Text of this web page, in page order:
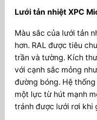
Lưới tản nhiệt XPC
Màu sắc của lưới tản
hơn. RAL được tiêu
trần và tường. Kích
với cạnh sắc mỏng
đường bóng. Hệ
một lực từ hút mạnh
tránh được lưới rơi khi